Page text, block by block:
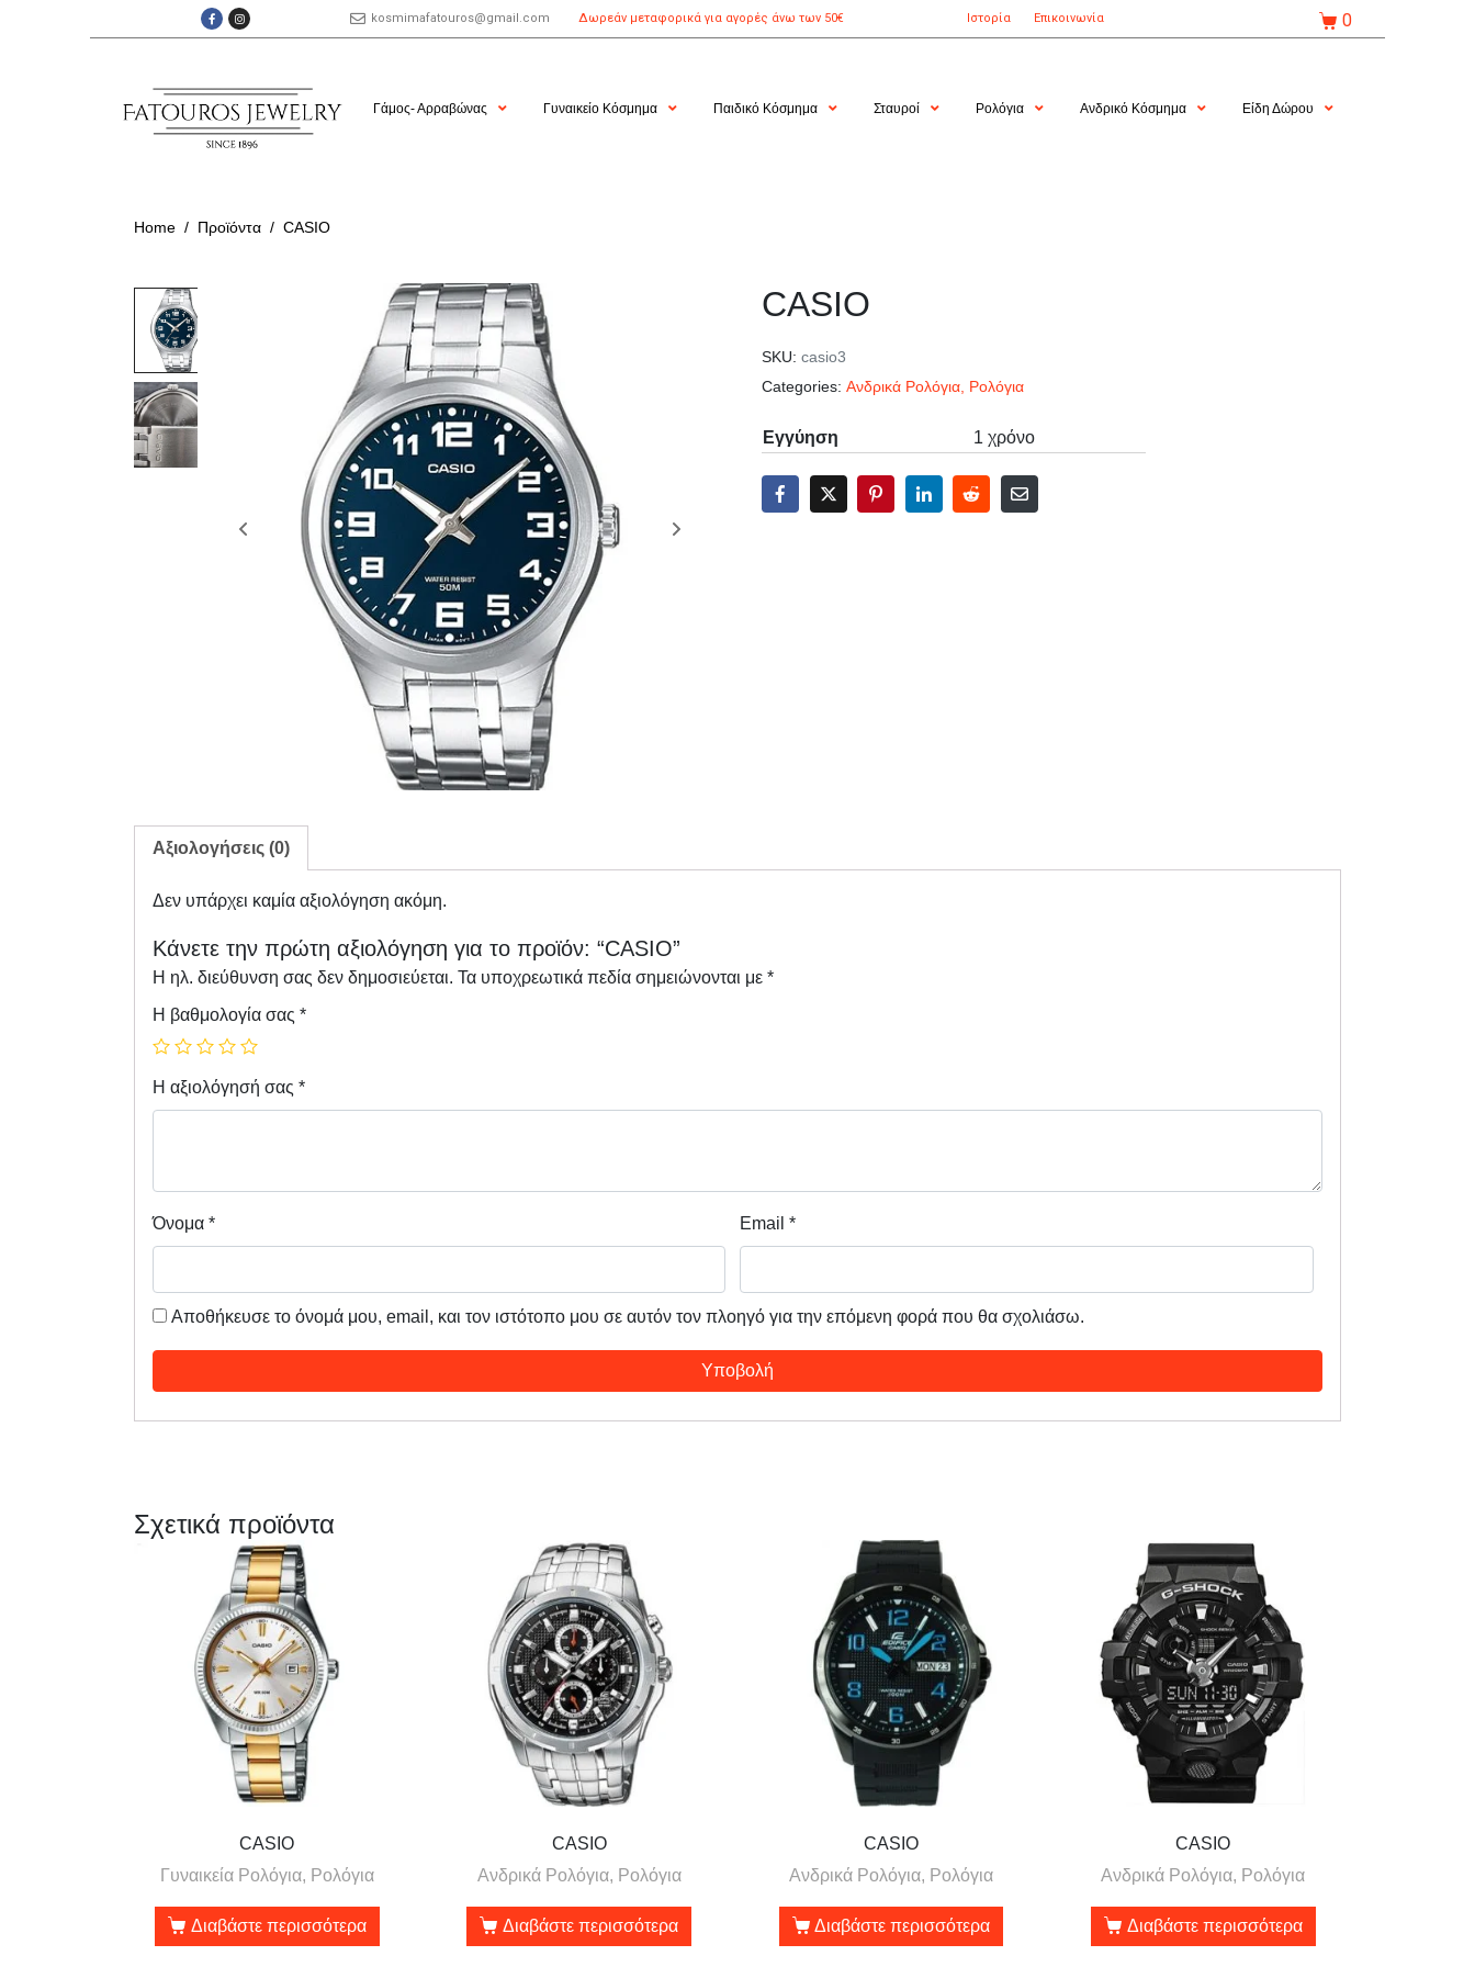
kosmimafatouros@gmail.com Δωρεάν μεταφορικά για αγορές άνω των 50€ Ιστορία Επικοινωνία 0
Γάμος- Αρραβώνας Γυναικείο Κόσμημα Παιδικό Κόσμημα Σταυροί Ρολόγια Ανδρικό Κόσμημα Είδη Δώρου
Home Προϊόντα CASIO
CASIO
SKU: casio3
Categories: Ανδρικά Ρολόγια Ρολόγια
Εγγύηση 1 χρόνο
Αξιολογήσεις (0)
Δεν υπάρχει καμία αξιολόγηση ακόμη.
Κάνετε την πρώτη αξιολόγηση για το προϊόν: “CASIO”
Η ηλ. διεύθυνση σας δεν δημοσιεύεται. Τα υποχρεωτικά πεδία σημειώνονται με *
Η βαθμολογία σας *
Η αξιολόγησή σας *
Όνομα * Email*
Αποθήκευσε το όνομά μου, email, και τον ιστότοπο μου σε αυτόν τον πλοηγό για την επόμενη φορά που θα σχολιάσω.
Σχετικά προϊόντα
CASIO
Γυναικεία Ρολόγια, Ρολόγια
Διαβάστε περισσότερα
CASIO
Ανδρικά Ρολόγια, Ρολόγια
Διαβάστε περισσότερα
CASIO
Ανδρικά Ρολόγια, Ρολόγια
Διαβάστε περισσότερα
CASIO
Ανδρικά Ρολόγια, Ρολόγια
Διαβάστε περισσότερα